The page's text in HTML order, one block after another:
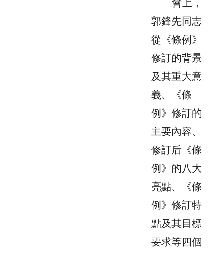
會上 ，
郭鋒先同志
從《條例》
修訂的背景
及其重大意
義、《條
例》修訂的
主要內容、
修訂后《條
例》的八大
亮點、《條
例》修訂特
點及其目標
要求等四個